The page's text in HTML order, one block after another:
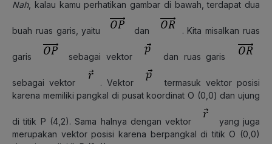
Nah, kalau kamu perhatikan gambar di bawah, terdapat dua
buah ruas garis, yaitu dan . Kita misalkan ruas
garis sebagai vektor dan ruas garis
sebagai vektor . Vektor
termasuk vektor posisi
karena memiliki pangkal di pusat koordinat O (0,0) dan ujung
di titik P (4,2). Sama halnya dengan vektor
yang juga
merupakan vektor posisi karena berpangkal di titik O (0,0)